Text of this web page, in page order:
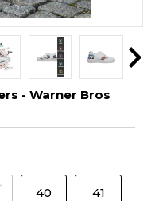
- Warner Bros
40 41